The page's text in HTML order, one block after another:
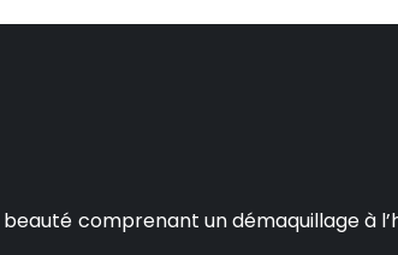
beauté comprenant un démaquillage à